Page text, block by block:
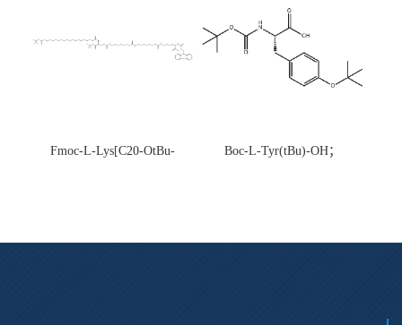
Fmoc-L-Lys[C20-OtBu-
Boc-L-Tyr(tBu)-OH；